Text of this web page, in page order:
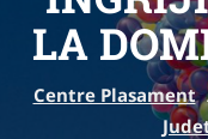
LA
Centre Plasament